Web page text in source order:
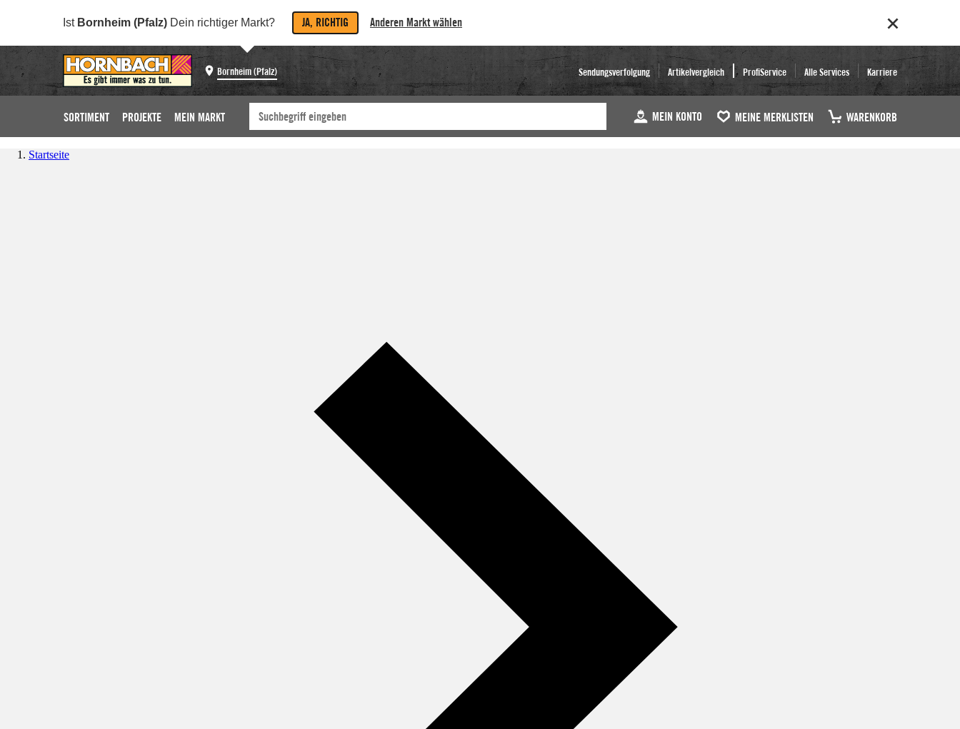
Ist Bornheim (Pfalz) Dein richtiger Markt? JA, RICHTIG Anderen Markt wählen
Bornheim (Pfalz) Sendungsverfolgung Artikelvergleich ProfiService Alle Services Karriere
SORTIMENT PROJEKTE MEIN MARKT MEIN KONTO MEINE MERKLISTEN WARENKORB
Startseite